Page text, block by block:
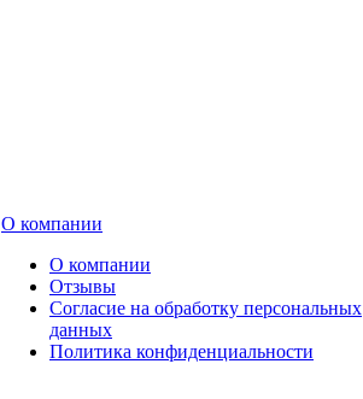
О компании
О компании
Отзывы
Согласие на обработку персональных
данных
Политика конфиденциальности